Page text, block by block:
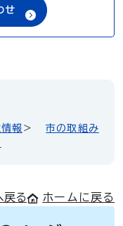
せ
報
市の取組み
戻る ホームに戻る